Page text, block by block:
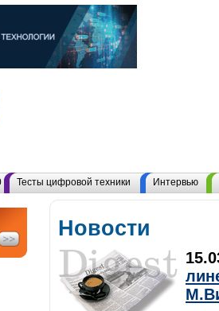
Тесты цифровой техники Интервью
Новости